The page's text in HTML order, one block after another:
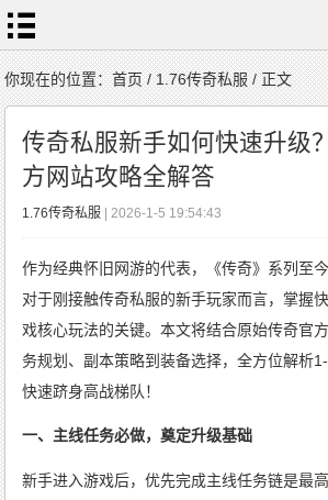
首
页
1.76
传
奇
私
服
1.76
复
传
奇
1.76
传
奇
新
1.76
传
奇
标
签
云
你现在的位置：首页/1.76传奇私服/ 正文
传奇私服新手如何快速升级
方网站攻略全解答
1.76传奇私服 | 2026-1-5 19:54:43
作为经典怀旧网游的代表，《传奇》系列至
对于刚接触传奇私服的新手玩家而言，掌握
戏核心玩法的关键。本文将结合原始传奇官
务规划、副本策略到装备选择，全方位解析
快速跻身高战梯队！
一、主线任务必做，奠定升级基础
新手进入游戏后，优先完成主线任务链是最